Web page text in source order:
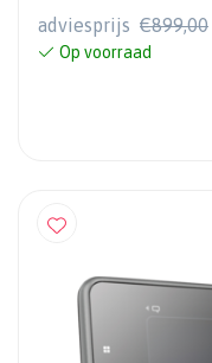
adviesprijs €899,00
Op voorraad